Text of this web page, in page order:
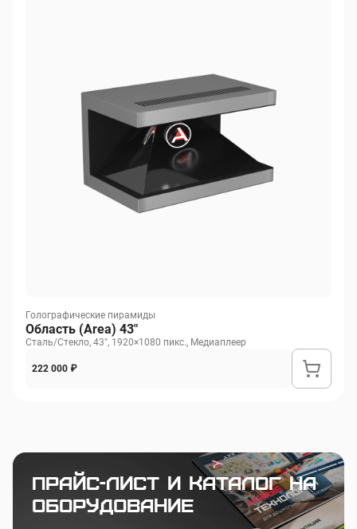
Голографические пирамиды
Область (Area) 43"
Сталь/Стекло, 43", 1920×1080 пикс., Медиаплеер
222 000 ₽
Прайс-лист и каталог на
оборудование